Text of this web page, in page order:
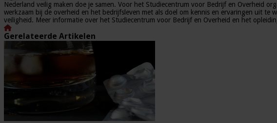
Nederland veilig maken doe je samen. Voor het Studiecentrum voor Bedrijf en Overheid
werkzaam bij de overheid en het bedrijfsleven met als doel om kennis en ervaringen uit
veiligheid. Meer informatie over het Studiecentrum voor Bedrijf en Overheid en het
Gerelateerde Artikelen